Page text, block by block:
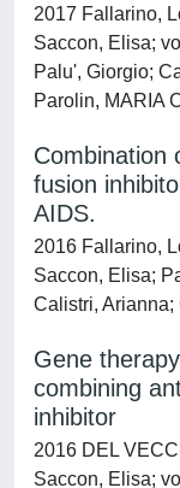
2017 Fallarino,
Saccon, Elisa;
Palu', Giorgio;
Parolin, MARIA
Combination
fusion
AIDS.
2016 Fallarino,
Saccon, Elisa;
Calistri,
Gene
combining
inhibitor
2016 DEL
Saccon, Elisa;